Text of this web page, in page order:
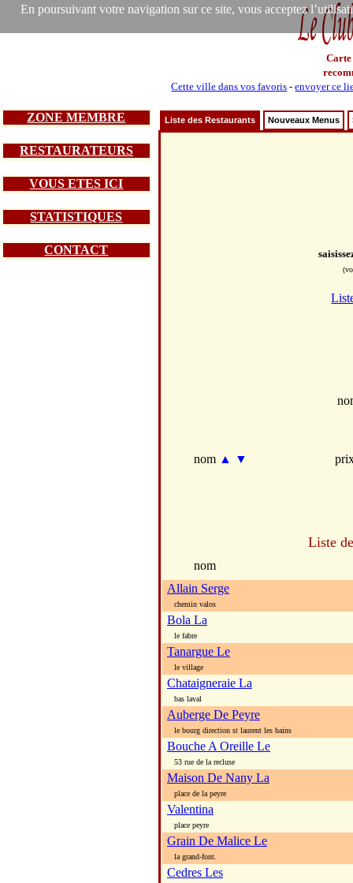
En poursuivant votre navigation sur ce site, vous acceptez
Carte
Cette ville dans vos favoris -envoyer ce
ZONE MEMBRE
RESTAURATEURS
VOUS ETES ICI
STATISTIQUES
CONTACT
Liste des Restaurants Nouveaux Menus
nom ▲ ▼
Liste
nom
Allain Serge
chemin valos
Bola La
le fabre
Tanargue Le
le village
Chataigneraie La
bas laval
Auberge De Peyre
le bourg direction st laurent les bains
Bouche A Oreille Le
53 rue de la recluse
Maison De Nany La
place de la peyre
Valentina
place peyre
Grain De Malice Le
la grand-font.
Cedres Les